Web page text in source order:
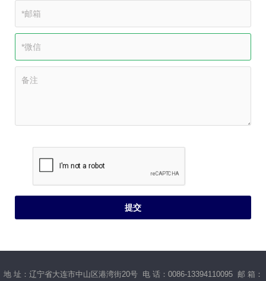
地 址：辽宁省大连市中山区港湾街20号 电 话：0086-13394110095 邮 箱：